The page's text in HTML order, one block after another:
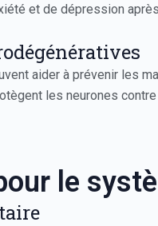
et de dépression
aider à prévenir les
les neurones
le